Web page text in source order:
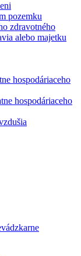
pozemku
zdravotného
alebo majetku
hospodáriaceho
hospodáriaceho